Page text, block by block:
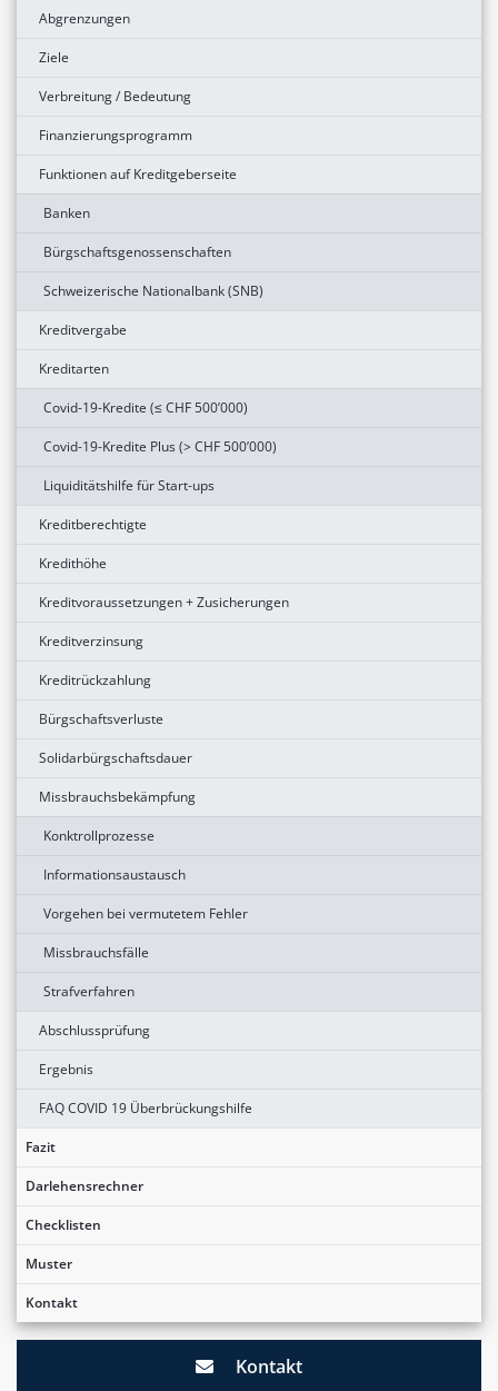
Abgrenzungen
Ziele
Verbreitung / Bedeutung
Finanzierungsprogramm
Funktionen auf Kreditgeberseite
Banken
Bürgschaftsgenossenschaften
Schweizerische Nationalbank (SNB)
Kreditvergabe
Kreditarten
Covid-19-Kredite (≤ CHF 500’000)
Covid-19-Kredite Plus (> CHF 500’000)
Liquiditätshilfe für Start-ups
Kreditberechtigte
Kredithöhe
Kreditvoraussetzungen + Zusicherungen
Kreditverzinsung
Kreditrückzahlung
Bürgschaftsverluste
Solidarbürgschaftsdauer
Missbrauchsbekämpfung
Konktrollprozesse
Informationsaustausch
Vorgehen bei vermutetem Fehler
Missbrauchsfälle
Strafverfahren
Abschlussprüfung
Ergebnis
FAQ COVID 19 Überbrückungshilfe
Fazit
Darlehensrechner
Checklisten
Muster
Kontakt
Kontakt